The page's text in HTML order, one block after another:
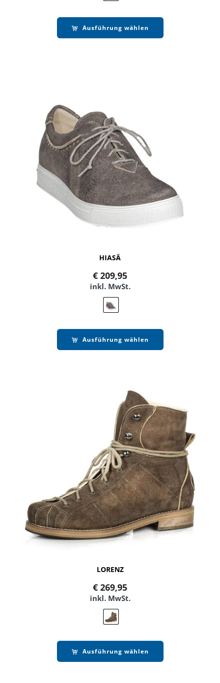
Ausführung wählen
HIASÄ
€ 209,95
inkl. MwSt.
Ausführung wählen
LORENZ
€ 269,95
inkl. MwSt.
Ausführung wählen